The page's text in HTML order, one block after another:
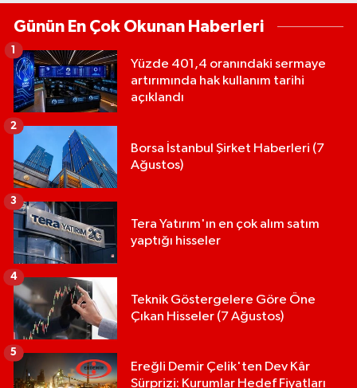
Günün En Çok Okunan Haberleri
Yüzde 401,4 oranındaki sermaye
artırımında hak kullanım tarihi
açıklandı
1
Borsa İstanbul Şirket Haberleri (7
Ağustos)
2
Tera Yatırım'ın en çok alım satım
yaptığı hisseler
3
Teknik Göstergelere Göre Öne
Çıkan Hisseler (7 Ağustos)
4
Ereğli Demir Çelik'ten Dev Kâr
Sürprizi: Kurumlar Hedef Fiyatları
5